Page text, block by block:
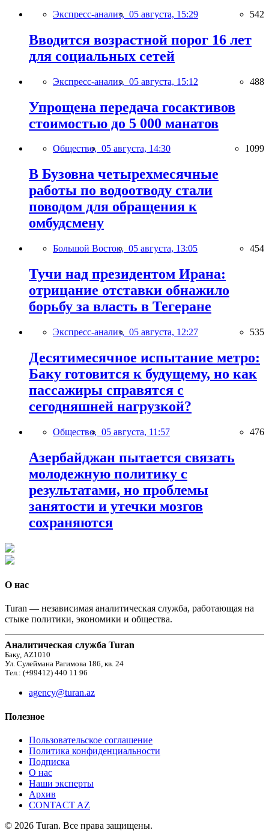
Экспресс-анализ, 05 августа, 15:29 542
Вводится возрастной порог 16 лет
для социальных сетей
Экспресс-анализ, 05 августа, 15:12 488
Упрощена передача госактивов
стоимостью до 5 000 манатов
Общество, 05 августа, 14:30 1099
В Бузовна четырехмесячные
работы по водоотводу стали
поводом для обращения к
омбудсмену
Большой Восток, 05 августа, 13:05 454
Тучи над президентом Ирана:
отрицание отставки обнажило
борьбу за власть в Тегеране
Экспресс-анализ, 05 августа, 12:27 535
Десятимесячное испытание метро:
Баку готовится к будущему, но как
пассажиры справятся с
сегодняшней нагрузкой?
Общество, 05 августа, 11:57 476
Азербайджан пытается связать
молодежную политику с
результатами, но проблемы
занятости и утечки мозгов
сохраняются
О нас
Turan — независимая аналитическая служба, работающая на
стыке политики, экономики и общества.
Аналитическая служба Turan
Баку, AZ1010
Ул. Сулеймана Рагимова 186, кв. 24
Тел.: (+99412) 440 11 96
agency@turan.az
Полезное
Пользовательское соглашение
Политика конфиденциальности
Подписка
О нас
Наши эксперты
Архив
CONTACT AZ
© 2026 Turan. Все права защищены.